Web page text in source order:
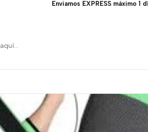
Enviamos EXPRESS máximo